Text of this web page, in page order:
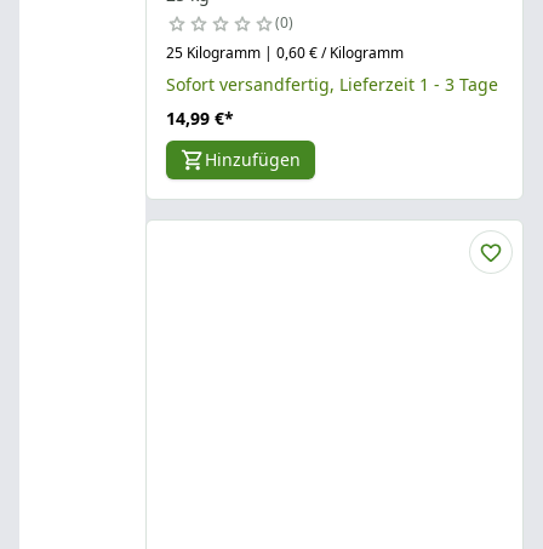
0
25 Kilogramm | 0,60 € / Kilogramm
Sofort versandfertig, Lieferzeit 1 - 3 Tage
14,99 €*
Hinzufügen